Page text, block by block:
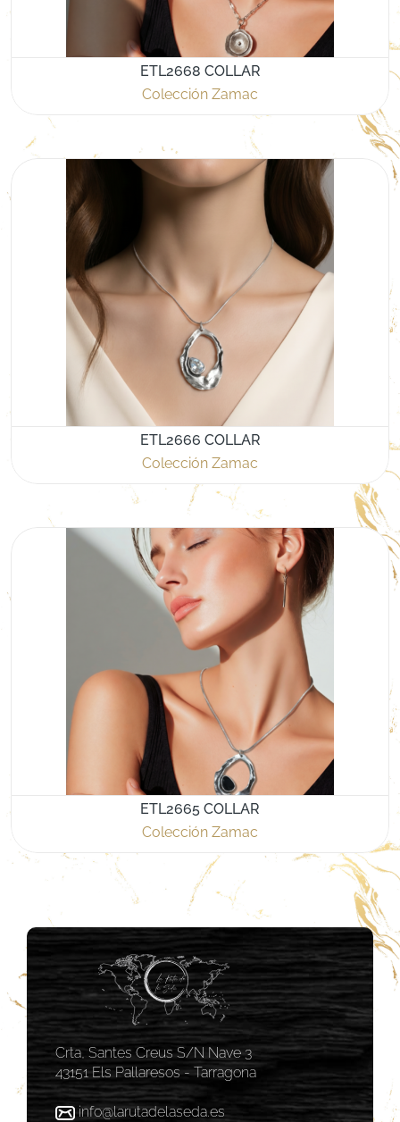
ETL2668 COLLAR
Colección Zamac
ETL2666 COLLAR
Colección Zamac
ETL2665 COLLAR
Colección Zamac
Crta, Santes Creus S/N Nave 3
43151 Els Pallaresos - Tarragona
info@larutadelaseda.es